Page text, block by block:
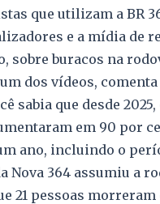
que utilizam a BR
e a mídia de
sobre buracos na
dos vídeos,
sabia que desde
em 90 por
ano, incluindo o
Nova 364 assumiu a
21 pessoas